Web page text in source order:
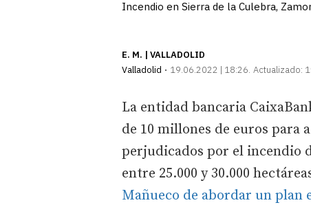
Incendio en Sierra de la Culebra,
E. M. | VALLADOLID
Valladolid
19.06.2022 | 18:26 Actualizado:
La entidad bancaria
de 10 millones de euros para
perjudicados por el incendio
entre 25.000 y 30.000
Mañueco de abordar un plan